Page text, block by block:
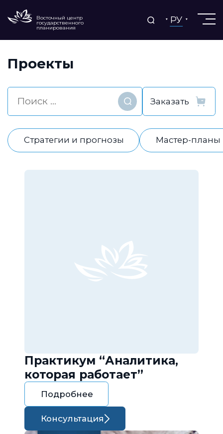
Восточный центр
государственного
планирования
РУ
Проекты
Найти
Стратегии и прогнозы Мастер-планы
Практикум “Аналитика,
которая работает”
Подробнее
Консультация